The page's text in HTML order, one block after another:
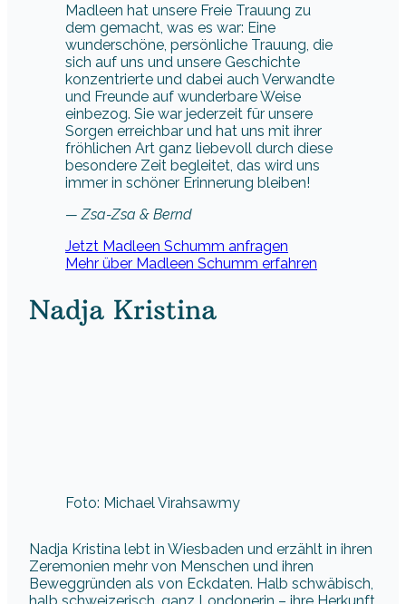
Madleen hat unsere Freie Trauung zu
dem gemacht, was es war: Eine
wunderschöne, persönliche Trauung, die
sich auf uns und unsere Geschichte
konzentrierte und dabei auch Verwandte
und Freunde auf wunderbare Weise
einbezog. Sie war jederzeit für unsere
Sorgen erreichbar und hat uns mit ihrer
fröhlichen Art ganz liebevoll durch diese
besondere Zeit begleitet, das wird uns
immer in schöner Erinnerung bleiben!
— Zsa-Zsa & Bernd
Jetzt Madleen Schumm anfragen
Mehr über Madleen Schumm erfahren
Nadja Kristina
Foto: Michael Virahsawmy
Nadja Kristina lebt in Wiesbaden und erzählt in ihren
Zeremonien mehr von Menschen und ihren
Beweggründen als von Eckdaten. Halb schwäbisch,